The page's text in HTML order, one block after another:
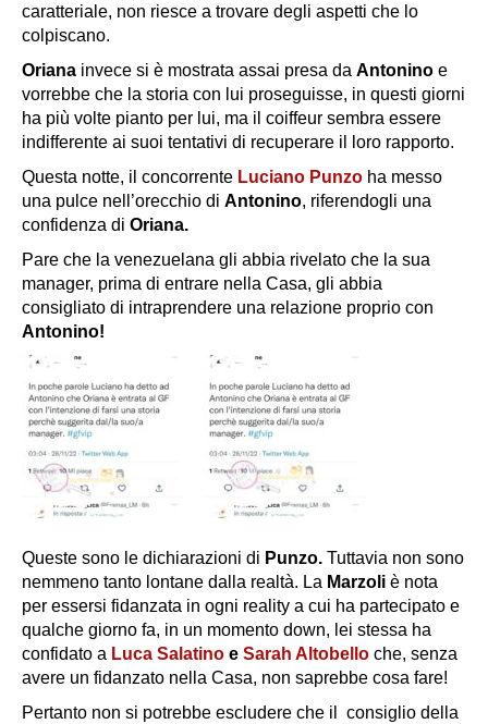
caratteriale, non riesce a trovare degli aspetti che lo
colpiscano.
Oriana invece si è mostrata assai presa da Antonino e
vorrebbe che la storia con lui proseguisse, in questi giorni
ha più volte pianto per lui, ma il coiffeur sembra essere
indifferente ai suoi tentativi di recuperare il loro rapporto.
Questa notte, il concorrente Luciano Punzo ha messo
una pulce nell’orecchio di Antonino, riferendogli una
confidenza di Oriana.
Pare che la venezuelana gli abbia rivelato che la sua
manager, prima di entrare nella Casa, gli abbia
consigliato di intraprendere una relazione proprio con
Antonino!
Queste sono le dichiarazioni di Punzo. Tuttavia non sono
nemmeno tanto lontane dalla realtà. La Marzoli è nota
per essersi fidanzata in ogni reality a cui ha partecipato e
qualche giorno fa, in un momento down, lei stessa ha
confidato a Luca Salatino e Sarah Altobello che, senza
avere un fidanzato nella Casa, non saprebbe cosa fare!
Pertanto non si potrebbe escludere che il consiglio della